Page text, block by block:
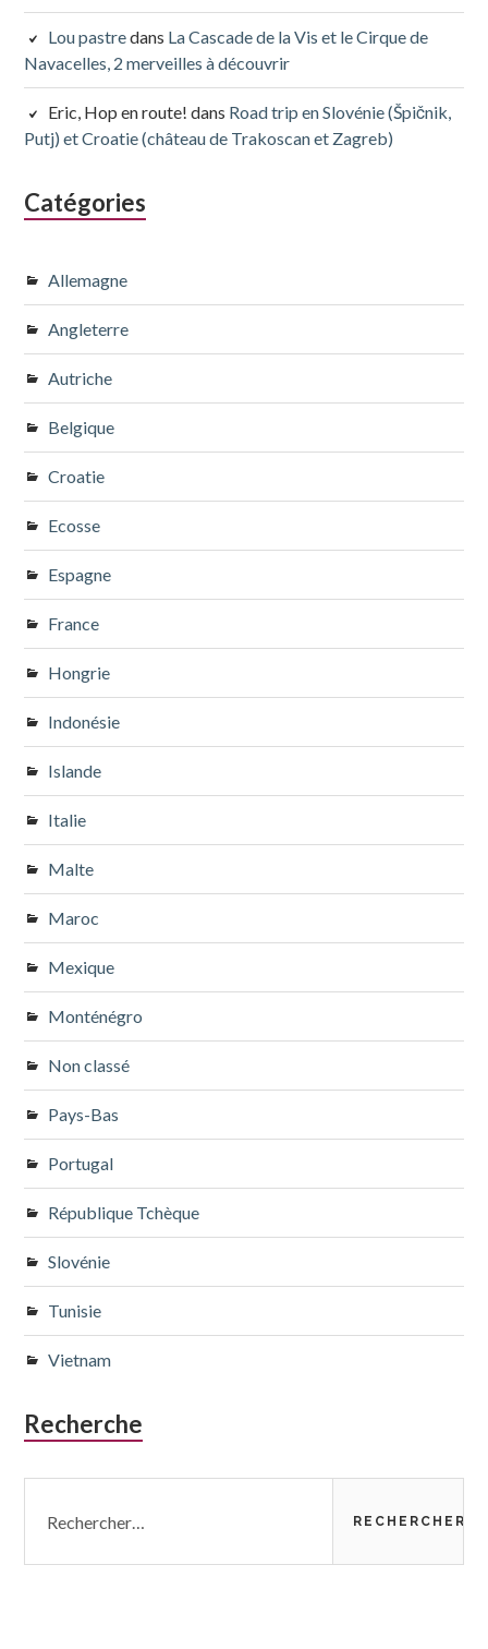
Lou pastredans La Cascade de la Vis et le Cirque de
Navacelles, 2 merveilles à découvrir
Eric, Hop en route! dans Road trip en Slovénie (Špičnik,
Putj) et Croatie (château de Trakoscan et Zagreb)
Catégories
Allemagne
Angleterre
Autriche
Belgique
Croatie
Ecosse
Espagne
France
Hongrie
Indonésie
Islande
Italie
Malte
Maroc
Mexique
Monténégro
Non classé
Pays-Bas
Portugal
République Tchèque
Slovénie
Tunisie
Vietnam
Recherche